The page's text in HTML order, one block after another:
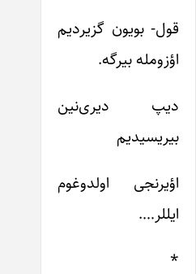
قول- بویون گزیردیم
اؤزومله بیرگه.
دیپ دیری‌نین
بیریسیدیم
اؤیرنجی اولدوغوم
ایللر….
*